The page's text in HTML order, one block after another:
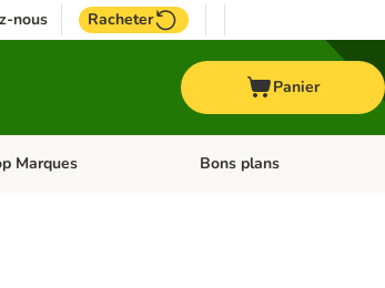
nous Racheter
Panier
les catégories: Cheval
Marques Dérouler les catégories: Top
Bons plans